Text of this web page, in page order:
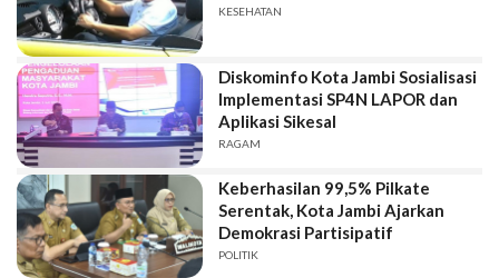
KESEHATAN
Diskominfo Kota Jambi Sosialisasi
Implementasi SP4N LAPOR dan
Aplikasi Sikesal
RAGAM
Keberhasilan 99,5% Pilkate
Serentak, Kota Jambi Ajarkan
Demokrasi Partisipatif
POLITIK